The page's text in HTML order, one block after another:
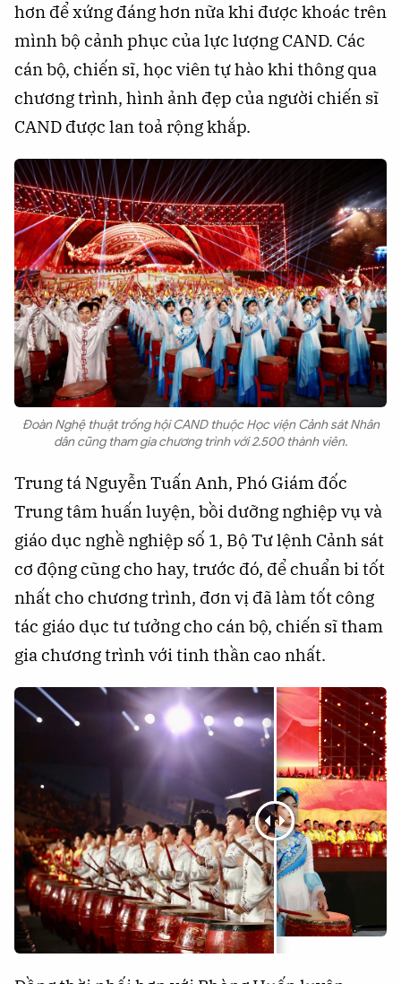
hơn để xứng đáng hơn nữa khi được khoác trên
mình bộ cảnh phục của lực lượng CAND. Các
cán bộ, chiến sĩ, học viên tự hào khi thông qua
chương trình, hình ảnh đẹp của người chiến sĩ
CAND được lan toả rộng khắp.
Đoàn Nghệ thuật trống hội CAND thuộc Học viện Cảnh sát Nhân
dân cũng tham gia chương trình với 2.500 thành viên.
Trung tá Nguyễn Tuấn Anh, Phó Giám đốc
Trung tâm huấn luyện, bồi dưỡng nghiệp vụ và
giáo dục nghề nghiệp số 1, Bộ Tư lệnh Cảnh sát
cơ động cũng cho hay, trước đó, để chuẩn bi tốt
nhất cho chương trình, đơn vị đã làm tốt công
tác giáo dục tư tưởng cho cán bộ, chiến sĩ tham
gia chương trình với tinh thần cao nhất.